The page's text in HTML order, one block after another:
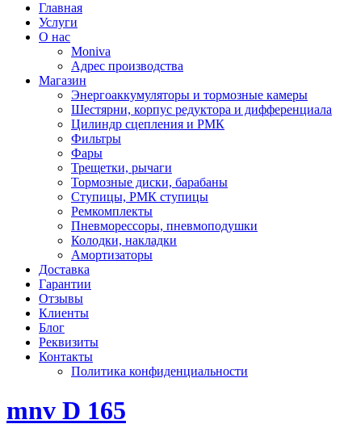
Главная
Услуги
О нас
Moniva
Адрес производства
Магазин
Энергоаккумуляторы и тормозные камеры
Шестярни, корпус редуктора и дифференциала
Цилиндр сцепления и РМК
Фильтры
Фары
Трещетки, рычаги
Тормозные диски, барабаны
Ступицы, РМК ступицы
Ремкомплекты
Пневморессоры, пневмоподушки
Колодки, накладки
Амортизаторы
Доставка
Гарантии
Отзывы
Клиенты
Блог
Реквизиты
Контакты
Политика конфиденциальности
mnv D 165